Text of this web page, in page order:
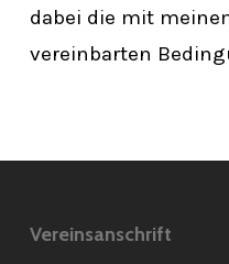
dabei die mit
vereinbarten
Vereinsanschrift